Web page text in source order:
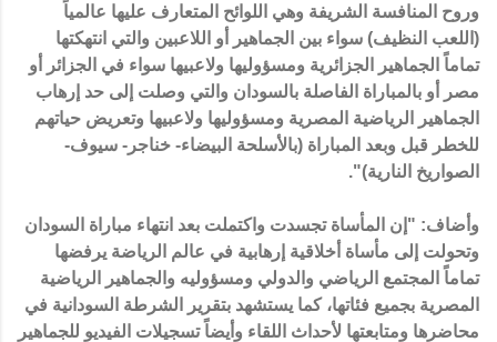
وروح المنافسة الشريفة وهي اللوائح المتعارف عليها عالمياً
(اللعب النظيف) سواء بين الجماهير أو اللاعبين والتي انتهكتها
تماماً الجماهير الجزائرية ومسؤوليها ولاعبيها سواء في الجزائر أو
مصر أو بالمباراة الفاصلة بالسودان والتي وصلت إلى حد إرهاب
الجماهير الرياضية المصرية ومسؤوليها ولاعبيها وتعريض حياتهم
للخطر قبل وبعد المباراة (بالأسلحة البيضاء- خناجر- سيوف-
الصواريخ النارية)".
وأضاف: "إن المأساة تجسدت واكتملت بعد انتهاء مباراة السودان
وتحولت إلى مأساة أخلاقية إرهابية في عالم الرياضة يرفضها
تماماً المجتمع الرياضي والدولي ومسؤوليه والجماهير الرياضية
المصرية بجميع فئاتها، كما يستشهد بتقرير الشرطة السودانية في
محاضرها ومتابعتها لأحداث اللقاء وأيضاً تسجيلات الفيديو للجماهير